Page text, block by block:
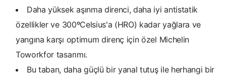
Daha yüksek aşınma direnci, daha iyi antistatik
özellikler ve 300ºCelsius'a (HRO) kadar yağlara ve
yangına karşı optimum direnç için özel Michelin
Toworkfor tasarımı.
Bu taban, daha güçlü bir yanal tutuş ile herhangi bir